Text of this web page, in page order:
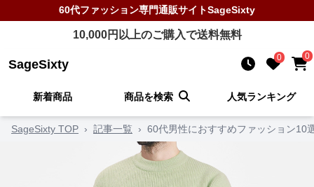
60代ファッション専門通販サイトSageSixty
10,000円以上のご購入で送料無料
SageSixty 0 0
新着商品 商品を検索 人気ランキング
SageSixty TOP › 記事一覧 › 60代男性におすすめファッション10